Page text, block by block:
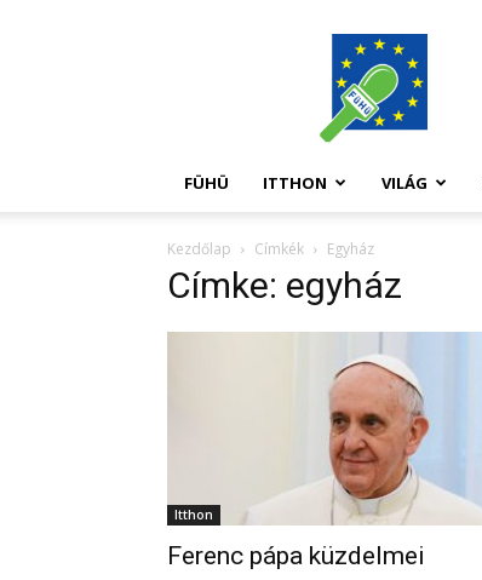
FüHü
FÜHÜ ITTHON VILÁG
Kezdőlap Címkék Egyház
Címke: egyház
Itthon
Ferenc pápa küzdelmei